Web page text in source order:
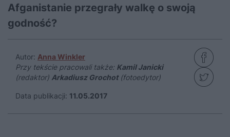
Afganistanie przegrały walkę o swoją
godność?
Autor: Anna Winkler
Przy tekście pracowali także: Kamil Janicki
(redaktor) Arkadiusz Grochot(fotoedytor)
Data publikacji: 11.05.2017